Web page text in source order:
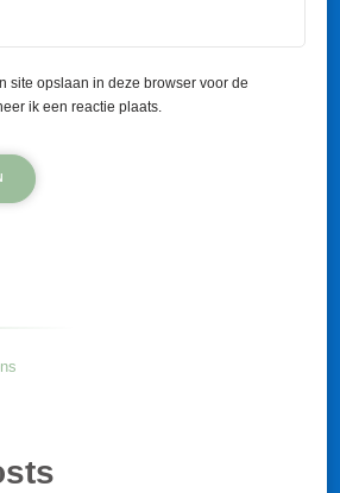
site opslaan in deze browser voor de
ik een reactie plaats.